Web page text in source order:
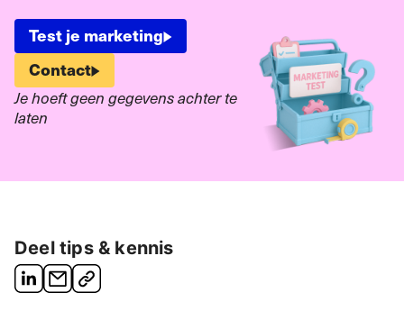
Test je marketing
Contact
Je hoeft geen gegevens achter te
laten
Deel tips & kennis